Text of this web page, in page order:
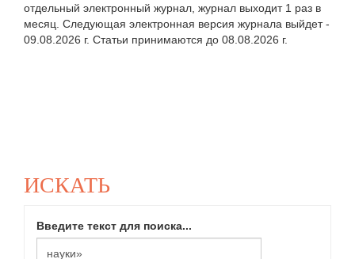
отдельный электронный журнал, журнал выходит 1 раз в
месяц. Следующая электронная версия журнала выйдет -
09.08.2026 г. Статьи принимаются до 08.08.2026 г.
ИСКАТЬ
Введите текст для поиска...